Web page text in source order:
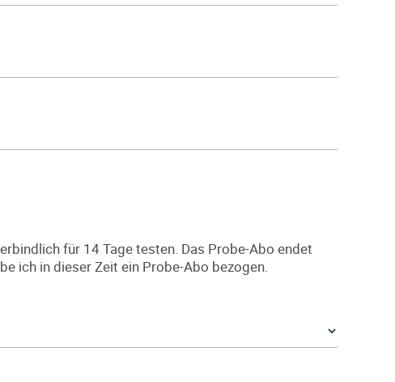
für 14 Tage testen. Das Probe-Abo endet
ich in dieser Zeit ein Probe-Abo bezogen.